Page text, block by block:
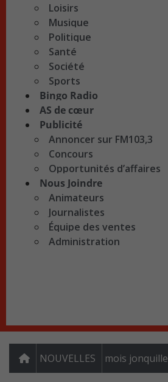
Loisirs
Musique
Politique
Santé
Société
Sports
Bingo Radio
AS de cœur
Publicité
Annoncer sur FM103,3
Concours
Opportunités d’affaires
Nous Joindre
Animateurs
Journalistes
Équipe des ventes
Administration
NOUVELLES mois jonquille